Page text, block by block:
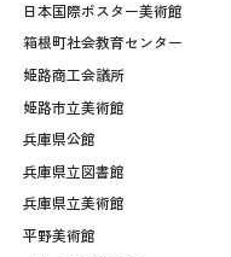
日本国際ポスター美術館
箱根町社会教育センター
姫路商工会議所
姫路市立美術館
兵庫県公館
兵庫県立図書館
兵庫県立美術館
平野美術館